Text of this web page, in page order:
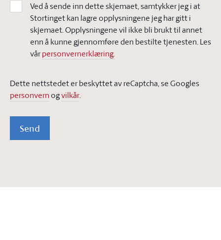
Ved å sende inn dette skjemaet, samtykker jeg i at
Stortinget kan lagre opplysningene jeg har gitt i
skjemaet. Opplysningene vil ikke bli brukt til annet
enn å kunne gjennomføre den bestilte tjenesten. Les
vårpersonvernerklæring.
Dette nettstedet er beskyttet av reCaptcha, se Googles
personvern ogvilkår.
Send